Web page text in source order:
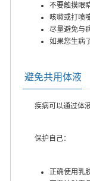
不要触摸眼
咳嗽或打喷
尽量避免与
如果您生病
避免共用体液
疾病可以通过体
保护自己：
正确使用乳